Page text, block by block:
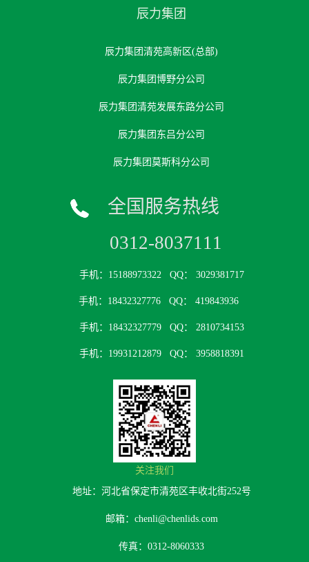
辰力集团
辰力集团清苑高新区(总部)
辰力集团博野分公司
辰力集团清苑发展东路分公司
辰力集团东吕分公司
辰力集团莫斯科分公司
全国服务热线
0312-8037111
手机：15188973322 QQ： 3029381717
手机：18432327776 QQ： 419843936
手机：18432327779QQ： 2810734153
手机：19931212879 QQ： 3958818391
关注我们
地址：河北省保定市清苑区丰收北街252号
邮箱：chenli@chenlids.com
传真：0312-8060333